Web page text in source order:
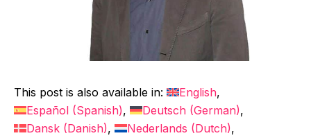
This post is also available in:
English
Español (Spanish) Deutsch (German)
Dansk (Danish) Nederlands (Dutch)